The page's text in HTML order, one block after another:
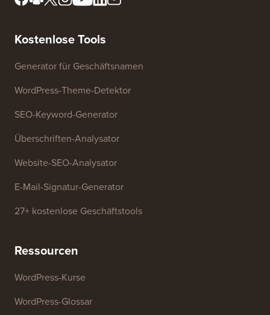
Redaktionsboard kennen
Presse & Marken-Assets
Kostenlose Tools
Generator für Geschäftsnamen
WordPress-Theme-Detektor
SEO-Keyword-Generator
Website-SEO-Analysator
E-Mail-Signatur-Generator
27+ kostenlose Geschäftstools